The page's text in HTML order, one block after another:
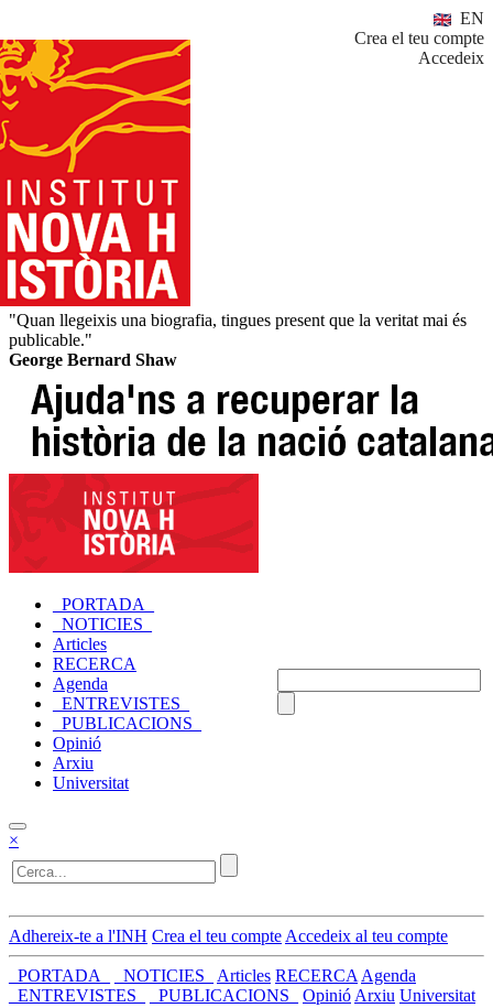
EN
Crea el teu compte
Accedeix
"Quan llegeixis una biografia, tingues present que la veritat mai és
publicable."
George Bernard Shaw
_PORTADA_
_NOTICIES_
Articles
RECERCA
Agenda
_ENTREVISTES_
_PUBLICACIONS_
Opinió
Arxiu
Universitat
×
Adhereix-te a l'INH Crea el teu compte Accedeix al teu compte
_PORTADA_ _NOTICIES_ Articles RECERCA Agenda
_ENTREVISTES_
_PUBLICACIONS_ Opinió Arxiu Universitat